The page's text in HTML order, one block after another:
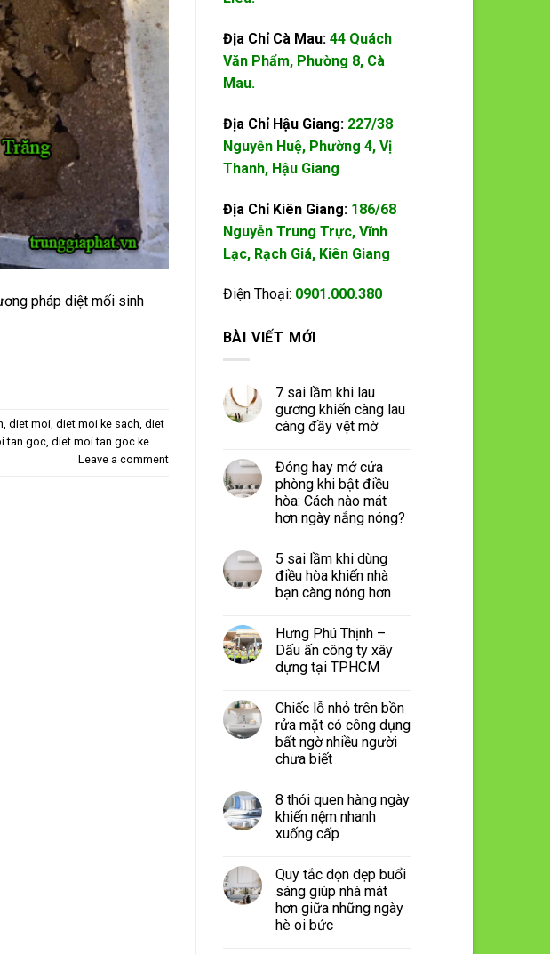
pháp diệt mối sinh
, diet moi, diet moi ke sach, diet
tan goc, diet moi tan goc ke
Leave a comment
Địa Chỉ Cà Mau: 44 Quách
Văn Phẩm, Phường 8, Cà
Mau.
Địa Chỉ Hậu Giang: 227/38
Nguyễn Huệ, Phường 4, Vị
Thanh, Hậu Giang
Địa Chỉ Kiên Giang: 186/68
Nguyễn Trung Trực, Vĩnh
Lạc, Rạch Giá, Kiên Giang
Điện Thoại: 0901.000.380
BÀI VIẾT MỚI
7 sai lầm khi lau
gương khiến càng lau
càng đầy vệt mờ
Đóng hay mở cửa
phòng khi bật điều
hòa: Cách nào mát
hơn ngày nắng nóng?
5 sai lầm khi dùng
điều hòa khiến nhà
bạn càng nóng hơn
Hưng Phú Thịnh –
Dấu ấn công ty xây
dựng tại TPHCM
Chiếc lỗ nhỏ trên bồn
rửa mặt có công dụng
bất ngờ nhiều người
chưa biết
8 thói quen hàng ngày
khiến nệm nhanh
xuống cấp
Quy tắc dọn dẹp buổi
sáng giúp nhà mát
hơn giữa những ngày
hè oi bức